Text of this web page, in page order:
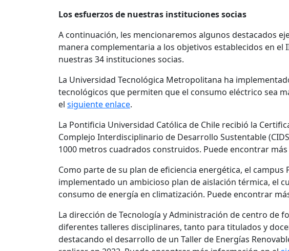
Los esfuerzos de nuestras instituciones socias
A continuación, les mencionaremos algunos destacados
manera complementaria a los objetivos establecidos en
nuestras 34 instituciones socias.
La Universidad Tecnológica Metropolitana ha
tecnológicos que permiten que el consumo eléctrico sea
el siguiente enlace.
La Pontificia Universidad Católica de Chile recibió la
Complejo Interdisciplinario de Desarrollo Sustentable
1000 metros cuadrados construidos. Puede encontrar
Como parte de su plan de eficiencia energética, el
implementado un ambicioso plan de aislación térmica, el
consumo de energía en climatización. Puede encontrar
La dirección de Tecnología y Administración de centro de
diferentes talleres disciplinares, tanto para titulados y
destacando el desarrollo de un Taller de Energías